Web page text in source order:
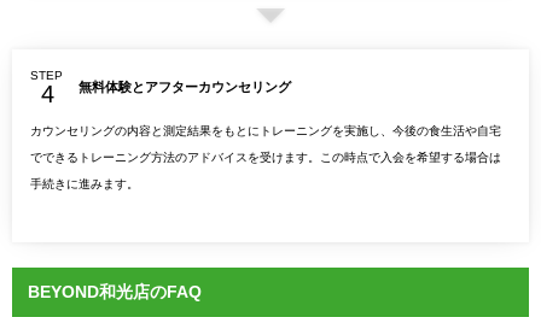
STEP
無料体験とアフターカウンセリング
カウンセリングの内容と測定結果をもとにトレーニングを実施し、今後の食生活や自宅
でできるトレーニング方法のアドバイスを受けます。この時点で入会を希望する場合は
手続きに進みます。
BEYOND和光店のFAQ